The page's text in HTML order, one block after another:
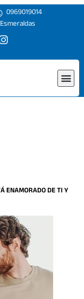
0969019014
I
s
r
ENAMORADO DE TI Y